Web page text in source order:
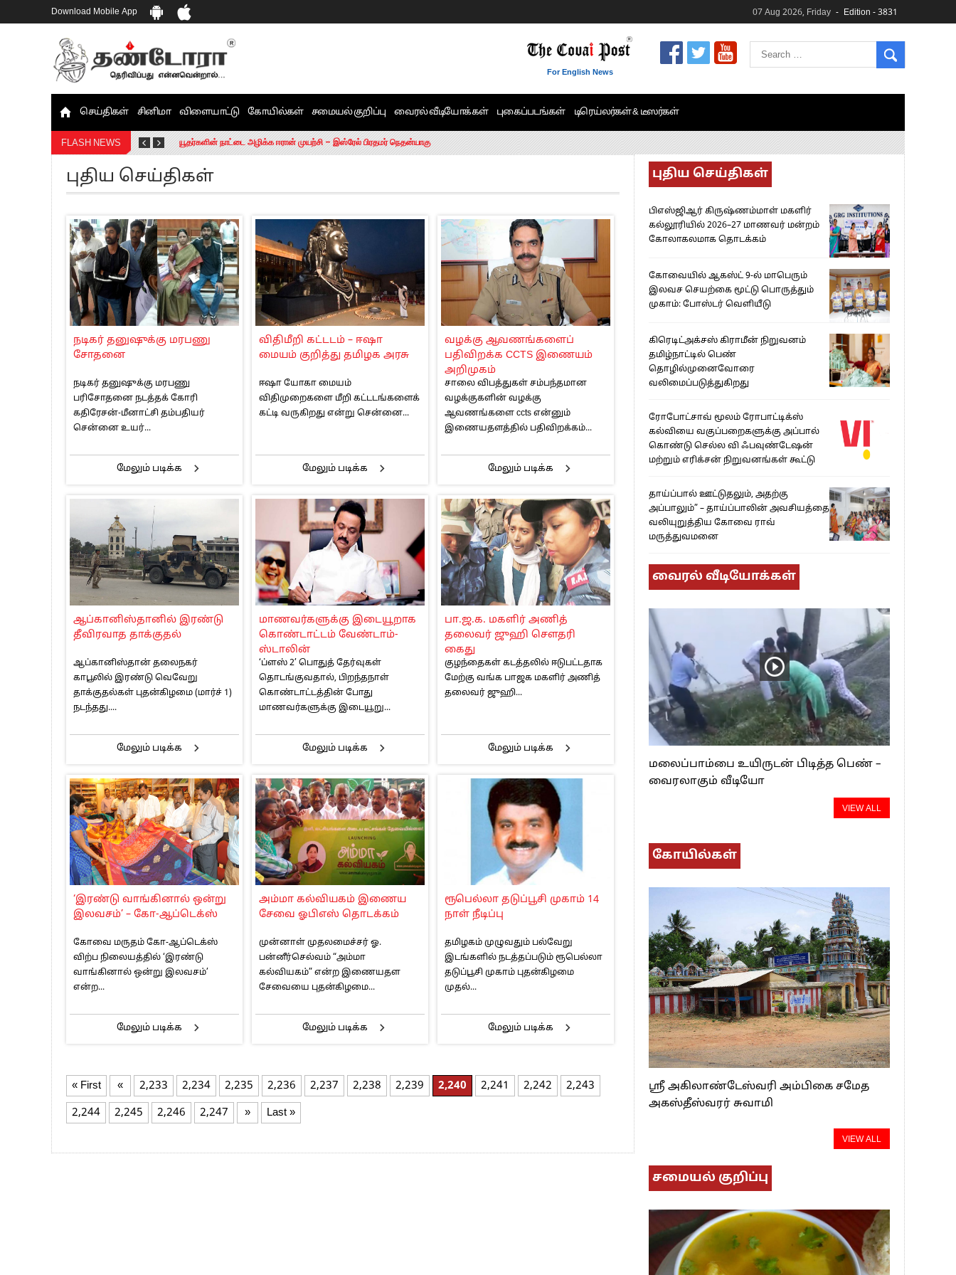
Download Mobile App 07 Aug 2026, Friday Edition - 3831
For English News
செய்திகள் சினிமா விளையாட்டு கோயில்கள் சமையல் குறிப்பு வைரல் வீடியோக்கள் புகைப்படங்கள் டிரெய்லர்கள் & டீஸர்கள்
FLASH NEWS
யூதர்களின் நாட்டை அழிக்க ஈரான் முயற்சி – இஸ்ரேல் பிரதமர் நெதன்யாகு
எங்களை நீக்குவதற்கு இபிஎஸ்க்கு அதிகாரம் இல்லை.. – சி. வி.சண்முகம்
“மாணவர்கள் நடத்திய மொழிப்போரில் ஸ்டிக்கர் ஒட்டிக்கொண்டது திமுக”- பாமக தலைவர் அன்புமணி ராமதாஸ்
பிரவீன் சக்ரவர்த்தியின் கருத்து காங்கிரஸ் தலைமையின் கருத்து கிடையாது – கார்த்தி சிதம்பரம்
“ஜெயலலிதா அவர்களே என் ரோல் மாடல்” -பிரேமலதா விஜயகாந்த் பேட்டி
ராகுல் காந்தி கைது – தவெக தலைவர் விஜய் கண்டனம்
செத்து சாம்பல் ஆனாலும் தனித்துதான் போட்டி – சீமான்
பாகிஸ்தானின் அணு ஆயுத மிரட்டலுக்கு அஞ்சமாட்டோம் – இந்தியா
மத்திய ஆசிரியர் தகுதித் தேர்வு: பட்டதாரிகள் அக்.16 வரை விண்ணப்பிக்கலாம்
தமிழக சட்டப்பேரவையில் காலியிடங்கள் 6 ஆக உயர்வு
புதிய செய்திகள்
நடிகர் தனுஷுக்கு மரபணு
சோதனை
நடிகர் தனுஷுக்கு மரபணு
பரிசோதனை நடத்தக் கோரி
கதிரேசன்-மீனாட்சி தம்பதியர்
சென்னை உயர்...
மேலும் படிக்க
விதிமீறி கட்டடம் – ஈஷா
மையம் குறித்து தமிழக அரசு
ஈஷா யோகா மையம்
விதிமுறைகளை மீறி கட்டடங்களைக்
கட்டி வருகிறது என்று சென்னை...
மேலும் படிக்க
வழக்கு ஆவணங்களைப்
பதிவிறக்க CCTS இணையம்
அறிமுகம்
சாலை விபத்துகள் சம்பந்தமான
வழக்குகளின் வழக்கு
ஆவணங்களை ccts என்னும்
இணையதளத்தில் பதிவிறக்கம்...
மேலும் படிக்க
ஆப்கானிஸ்தானில் இரண்டு
தீவிரவாத தாக்குதல்
ஆப்கானிஸ்தான் தலைநகர்
காபூலில் இரண்டு வெவேறு
தாக்குதல்கள் புதன்கிழமை (மார்ச் 1)
நடந்தது....
மேலும் படிக்க
மாணவர்களுக்கு இடையூறாக
கொண்டாட்டம் வேண்டாம்-
ஸ்டாலின்
‘ப்ளஸ் 2’ பொதுத் தேர்வுகள்
தொடங்குவதால், பிறந்தநாள்
கொண்டாட்டத்தின் போது
மாணவர்களுக்கு இடையூறு...
மேலும் படிக்க
பா.ஜ.க. மகளிர் அணித்
தலைவர் ஜுஹி சௌதரி
கைது
குழந்தைகள் கடத்தலில் ஈடுபட்டதாக
மேற்கு வங்க பாஜக மகளிர் அணித்
தலைவர் ஜுஹி...
மேலும் படிக்க
‘இரண்டு வாங்கினால் ஒன்று
இலவசம்’ – கோ-ஆப்டெக்ஸ்
கோவை மருதம் கோ-ஆப்டெக்ஸ்
விற்ப நிலையத்தில் ‘இரண்டு
வாங்கினால் ஒன்று இலவசம்’
என்ற...
மேலும் படிக்க
அம்மா கல்வியகம் இணைய
சேவை ஓபிஎஸ் தொடக்கம்
முன்னாள் முதலமைச்சர் ஓ.
பன்னீர்செல்வம் “அம்மா
கல்வியகம்” என்ற இணையதள
சேவையை புதன்கிழமை...
மேலும் படிக்க
ரூபெல்லா தடுப்பூசி முகாம் 14
நாள் நீடிப்பு
தமிழகம் முழுவதும் பல்வேறு
இடங்களில் நடத்தப்படும் ரூபெல்லா
தடுப்பூசி முகாம் புதன்கிழமை
முதல்...
மேலும் படிக்க
« First « 2,233 2,234 2,235 2,236 2,237 2,238 2,239 2,240 2,241 2,242
2,243
2,244
2,245 2,246 2,247 » Last »
புதிய செய்திகள்
பிஎஸ்ஜிஆர் கிருஷ்ணம்மாள் மகளிர்
கல்லூரியில் 2026–27 மாணவர் மன்றம்
கோலாகலமாக தொடக்கம்
கோவையில் ஆகஸ்ட் 9-ல் மாபெரும்
இலவச செயற்கை மூட்டு பொருத்தும்
முகாம்: போஸ்டர் வெளியீடு
கிரெடிட்அக்சஸ் கிராமீன் நிறுவனம்
தமிழ்நாட்டில் பெண்
தொழில்முனைவோரை
வலிமைப்படுத்துகிறது
ரோபோட்சாவ் மூலம் ரோபாட்டிக்ஸ்
கல்வியை வகுப்பறைகளுக்கு அப்பால்
கொண்டு செல்ல வி ஃபவுண்டேஷன்
மற்றும் எரிக்சன் நிறுவனங்கள் கூட்டு
தாய்ப்பால் ஊட்டுதலும், அதற்கு
அப்பாலும்” – தாய்ப்பாலின் அவசியத்தை
வலியுறுத்திய கோவை ராவ்
மருத்துவமனை
வைரல் வீடியோக்கள்
மலைப்பாம்பை உயிருடன் பிடித்த பெண் –
வைரலாகும் வீடியோ
VIEW ALL
கோயில்கள்
ஸ்ரீ அகிலாண்டேஸ்வரி அம்பிகை சமேத
அகஸ்தீஸ்வரர் சுவாமி
VIEW ALL
சமையல் குறிப்பு